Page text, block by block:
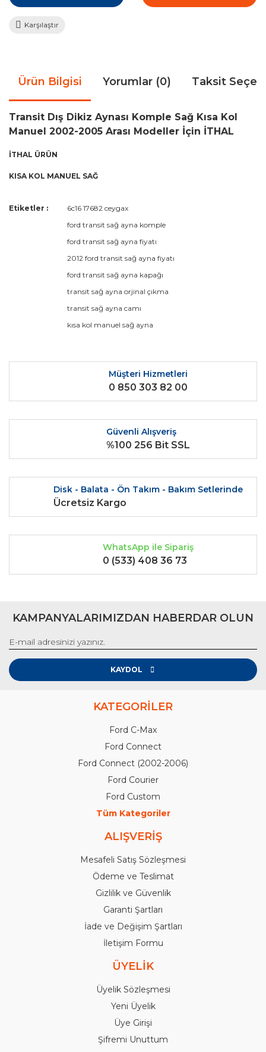
Karşılaştır
Ürün Bilgisi Yorumlar (0) Taksit
Transit Dış Dikiz Aynası Komple Sağ Kısa Kol
Manuel 2002-2005 Arası Modeller İçin İTHAL
İTHAL ÜRÜN
KISA KOL MANUEL SAĞ
Bu ürüne ilk yorumu siz yapın!
Yorum Yaz
Bu ürünün fiyat bilgisi, resim, ürün açıklamalarında ve diğer
kullanarak tarafımıza iletebilirsiniz.
Görüş ve önerileriniz için teşekkür ederiz.
Ürün resmi kalitesiz, bozuk veya görüntülenemiyor.
Ürün açıklamasında eksik bilgiler bulunuyor.
Ürün bilgilerinde hatalar bulunuyor.
Ürün fiyatı diğer sitelerden daha pahalı.
Etiketler :
6c16 17682 ceygax
ford transit sağ ayna komple
ford transit sağ ayna fiyatı
2012 ford transit sağ ayna fiyatı
ford transit sağ ayna kapağı
transit sağ ayna orjinal çıkma
transit sağ ayna camı
kısa kol manuel sağ ayna
Müşteri Hizmetleri
0 850 303 82 00
Güvenli Alışveriş
%100 256 Bit SSL
Disk - Balata - Ön Takım - Bakım Setlerinde
Ücretsiz Kargo
WhatsApp ile Sipariş
0 (533) 408 36 73
KAMPANYALARIMIZDAN HABERDAR OLUN
KAYDOL
KATEGORİLER
Ford C-Max
Ford Connect
Ford Connect (2002-2006)
Ford Courier
Ford Custom
Tüm Kategoriler
ALIŞVERİŞ
Mesafeli Satış Sözleşmesi
Ödeme ve Teslimat
Gizlilik ve Güvenlik
Garanti Şartları
İade ve Değişim Şartları
İletişim Formu
ÜYELİK
Üyelik Sözleşmesi
Yeni Üyelik
Üye Girişi
Şifremi Unuttum